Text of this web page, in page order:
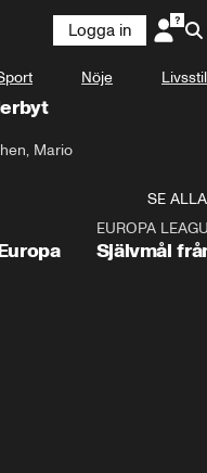
Logga in
Nöje Livsstil
Mario
SE ALLA
EUROPA
Självmål